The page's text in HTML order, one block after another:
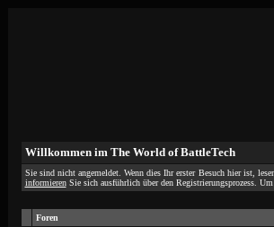
Willkommen im The World of BattleTech
Sie sind nicht angemeldet. Wenn dies Ihr erster Besuch hier ist,
informierenSie sich ausführlich über den Registrierungsprozess.
Foren